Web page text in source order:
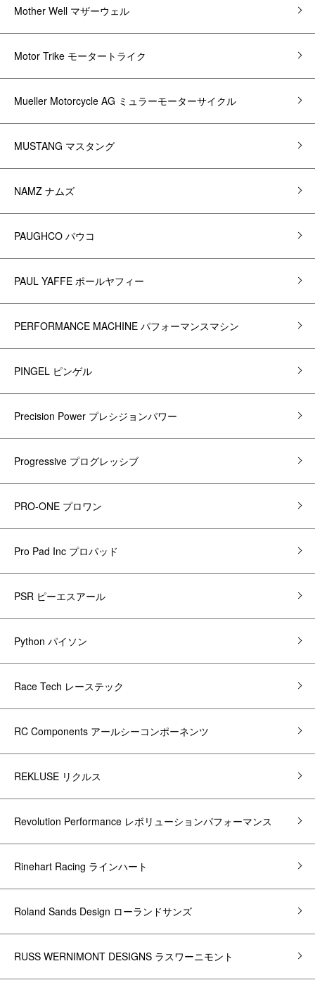
Mother Well マザーウェル
Motor Trike モータートライク
Mueller Motorcycle AG ミュラーモーターサイクル
MUSTANG マスタング
NAMZ ナムズ
PAUGHCO パウコ
PAUL YAFFE ポールヤフィー
PERFORMANCE MACHINE パフォーマンスマシン
PINGEL ピンゲル
Precision Power プレシジョンパワー
Progressive プログレッシブ
PRO-ONE プロワン
Pro Pad Inc プロパッド
PSR ピーエスアール
Python パイソン
Race Tech レーステック
RC Components アールシーコンポーネンツ
REKLUSE リクルス
Revolution Performance レボリューションパフォーマンス
Rinehart Racing ラインハート
Roland Sands Design ローランドサンズ
RUSS WERNIMONT DESIGNS ラスワーニモント